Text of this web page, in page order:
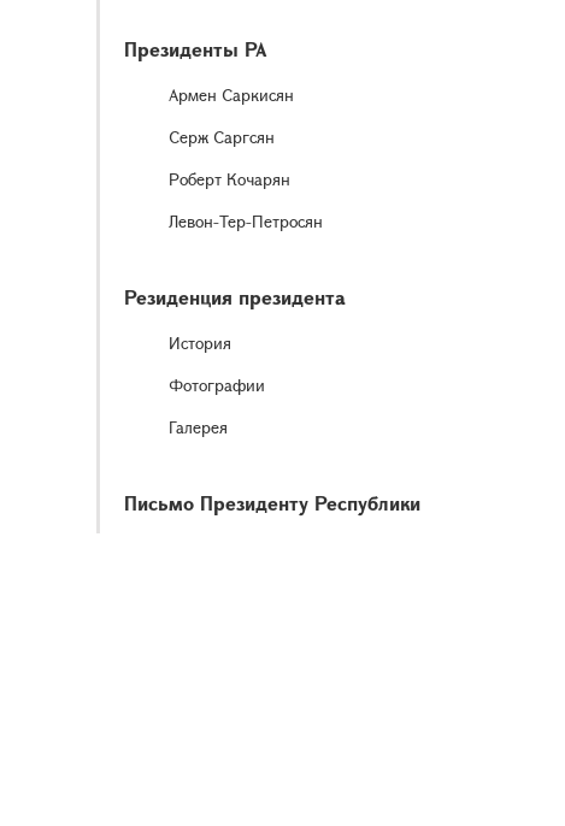
Президенты РА
Армен Саркисян
Серж Саргсян
Роберт Кочарян
Левон-Тер-Петросян
Резиденция президента
История
Фотографии
Галерея
Письмо Президенту Республики